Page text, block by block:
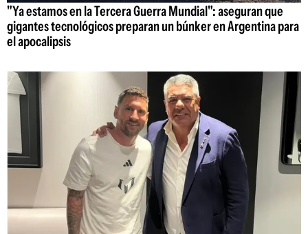
"Ya estamos en la Tercera Guerra Mundial": aseguran que
gigantes tecnológicos preparan un búnker en Argentina para
el apocalipsis